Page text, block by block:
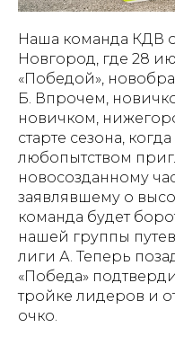
Наша команда КДВ
Новгород, где 28
«Победой»,
Б. Впрочем,
новичком,
старте сезона,
любопытством
новосозданному
заявлявшему о
команда будет
нашей группы
лиги А. Теперь
«Победа»
тройке лидеров и
очко.